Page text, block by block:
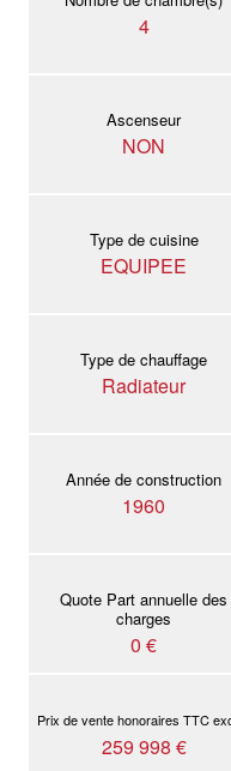
4
Ascenseur
NON
Type de cuisine
EQUIPEE
Type de chauffage
Radiateur
Année de construction
1960
Quote Part annuelle des
charges
0 €
Prix de vente honoraires TTC
259 998 €